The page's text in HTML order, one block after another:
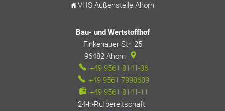
VHS Außenstelle Ahorn
Bau- und Wertstoffhof
Finkenauer Str. 25
96482 Ahorn
+49 9561 8141-36
+49 9561 7998639
+49 9561 8141-11
24-h-Rufbereitschaft